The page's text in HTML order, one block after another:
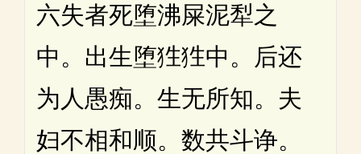
六失者死堕沸屎泥犁之
中。出生堕狌狌中。后还
为人愚痴。生无所知。夫
妇不相和顺。数共斗诤。